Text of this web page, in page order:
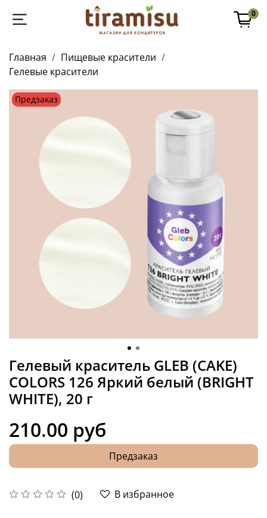
0
Главная
Пищевые красители
Гелевые красители
Предзаказ
Гелевый краситель GLEB (CAKE)
COLORS 126 Яркий белый (BRIGHT
WHITE), 20 г
(0) В избранное
210.00 руб
Предзаказ